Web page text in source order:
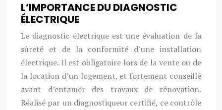
L’IMPORTANCE DU DIAGNOSTIC
ÉLECTRIQUE
Le diagnostic électrique est une évaluation de la
sûreté et de la conformité d’une installation
électrique. Il est obligatoire lors de la vente ou de
la location d’un logement, et fortement conseillé
avant d’entamer des travaux de rénovation.
Réalisé par un diagnostiqueur certifié, ce contrôle